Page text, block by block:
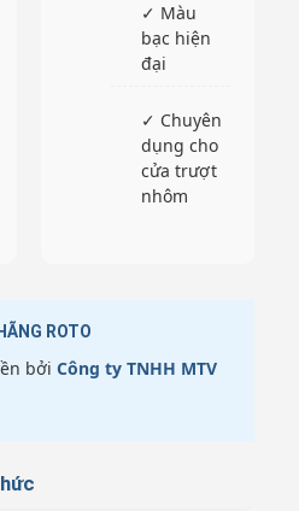
✓ Màu
bạc hiện
đại
✓ Chuyên
dụng cho
cửa trượt
nhôm
ROTO
bởiCông ty TNHH MTV